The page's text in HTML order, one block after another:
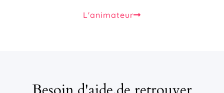
L'animateur